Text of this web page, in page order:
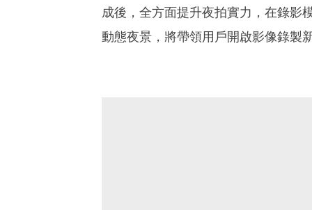
成後，全方面提升夜拍實力，在錄影
動態夜景，將帶領用戶開啟影像錄製